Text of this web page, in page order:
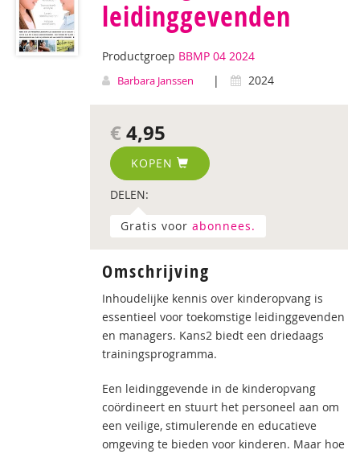
leidinggevenden
Productgroep BBMP 04 2024
Barbara Janssen | 2024
€ 4,95
KOPEN
DELEN:
Gratis voor abonnees.
Omschrijving
Inhoudelijke kennis over kinderopvang is
essentieel voor toekomstige leidinggevenden
en managers. Kans2 biedt een driedaags
trainingsprogramma.
Een leidinggevende in de kinderopvang
coördineert en stuurt het personeel aan om
een veilige, stimulerende en educatieve
omgeving te bieden voor kinderen. Maar hoe